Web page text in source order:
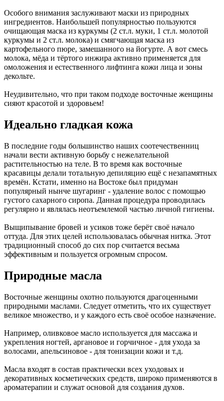
Особого внимания заслуживают маски из природных
ингредиентов. Наибольшей популярностью пользуются
очищающая маска из куркумы (2 ст.л. муки, 1 ст.л. молотой
куркумы и 2 ст.л. молока) и смягчающая маска из
картофельного пюре, замешанного на йогурте. А вот смесь
молока, мёда и тёртого инжира активно применяется для
омоложения и естественного лифтинга кожи лица и зоны
декольте.
Неудивительно, что при таком подходе восточные женщины
сияют красотой и здоровьем!
Идеально гладкая кожа
В последние годы большинство наших соотечественниц
начали вести активную борьбу с нежелательной
растительностью на теле. В то время как восточные
красавицы делали тотальную депиляцию ещё с незапамятных
времён. Кстати, именно на Востоке был придуман
популярный нынче шугаринг - удаление волос с помощью
густого сахарного сиропа. Данная процедура проводилась
регулярно и являлась неотъемлемой частью личной гигиены.
Выщипывание бровей и усиков тоже берёт своё начало
оттуда. Для этих целей использовалась обычная нитка. Этот
традиционный способ до сих пор считается весьма
эффективным и пользуется огромным спросом.
Природные масла
Восточные женщины охотно пользуются драгоценными
природными маслами. Следует отметить, что их существует
великое множество, и у каждого есть своё особое назначение.
Например, оливковое масло используется для массажа и
укрепления ногтей, аргановое и горчичное - для ухода за
волосами, апельсиновое - для тонизации кожи и т.д.
Масла входят в состав практически всех уходовых и
декоративных косметических средств, широко применяются в
ароматерапии и служат основой для создания духов.